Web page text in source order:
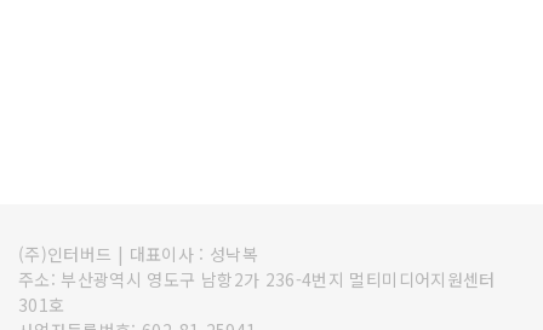
(주)인터버드 | 대표이사 : 성낙복
주소: 부산광역시 영도구 남항2가 236-4번지 멀티미디어지원센터
301호